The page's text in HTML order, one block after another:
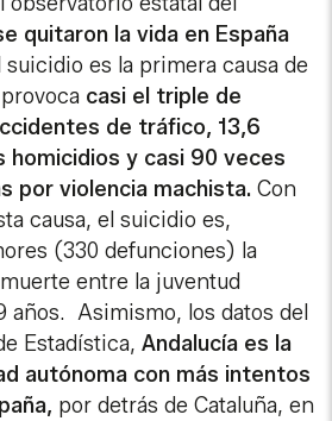
quitaron la vida en España
suicidio es la primera causa de
casi el triple de
de tráfico, 13,6
homicidios y casi 90 veces
por violencia machista.Con
causa, el suicidio es,
(330 defunciones) la
entre la juventud
años. Asimismo, los datos del
Estadística,Andalucía es la
autónoma con más intentos
por detrás de Cataluña, en